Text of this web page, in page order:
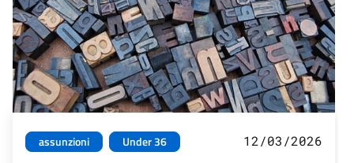
assunzioni Under 36 12/03/2026